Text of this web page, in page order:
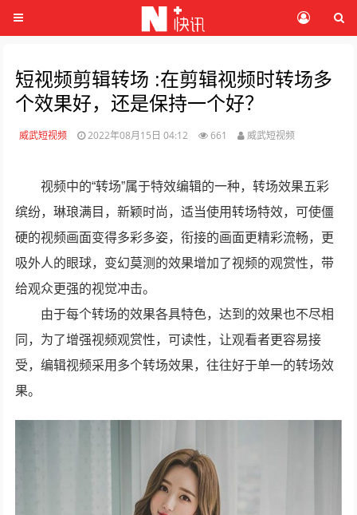
短视频剪辑转场 :在剪辑视频时转场多
个效果好，还是保持一个好？
威武短视频 2022年08月15日 04:12 661 威武短视频
视频中的“转场”属于特效编辑的一种，转场效果五彩
缤纷，琳琅满目，新颖时尚，适当使用转场特效，可使僵
硬的视频画面变得多彩多姿，衔接的画面更精彩流畅，更
吸外人的眼球，变幻莫测的效果增加了视频的观赏性，带
给观众更强的视觉冲击。
由于每个转场的效果各具特色，达到的效果也不尽相
同，为了增强视频观赏性，可读性，让观看者更容易接
受，编辑视频采用多个转场效果，往往好于单一的转场效
果。